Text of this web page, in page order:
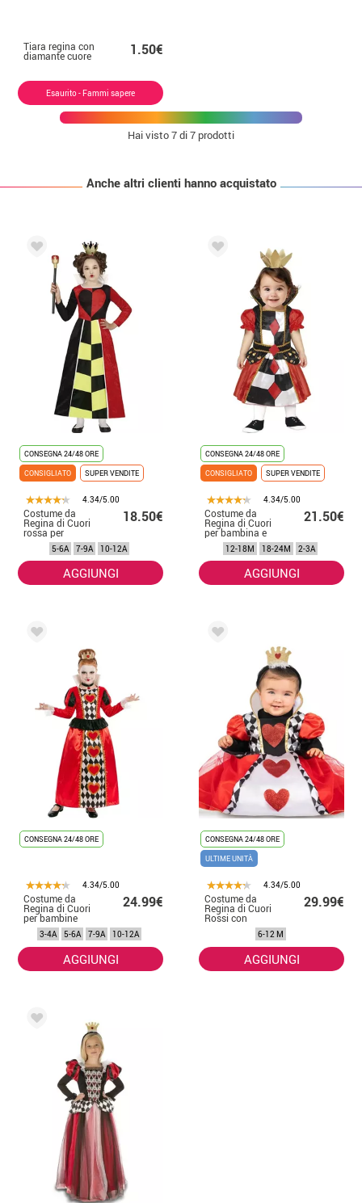
Tiara regina con
diamante cuore 1.50€
Esaurito - Fammi sapere
Hai visto7di 7 prodotti
Anche altri clienti hanno acquistato
CONSEGNA 24/48 ORE
CONSIGLIATO
SUPER VENDITE
4.34/5.00
Costume da
Regina di Cuori
rossa per
bambina
18.50€
5-6A 7-9A 10-12A
AGGIUNGI
CONSEGNA 24/48 ORE
CONSIGLIATO
SUPER VENDITE
4.34/5.00
Costume da
Regina di Cuori
per bambina e
neonata
21.50€
12-18M 18-24M 2-3A
AGGIUNGI
CONSEGNA 24/48 ORE
4.34/5.00
Costume da
Regina di Cuori
per bambine
24.99€
3-4A 5-6A 7-9A 10-12A
AGGIUNGI
CONSEGNA 24/48 ORE
ULTIME UNITÀ
4.34/5.00
Costume da
Regina di Cuori
Rossi con
cerchietto per
bambina
29.99€
6-12 M
AGGIUNGI